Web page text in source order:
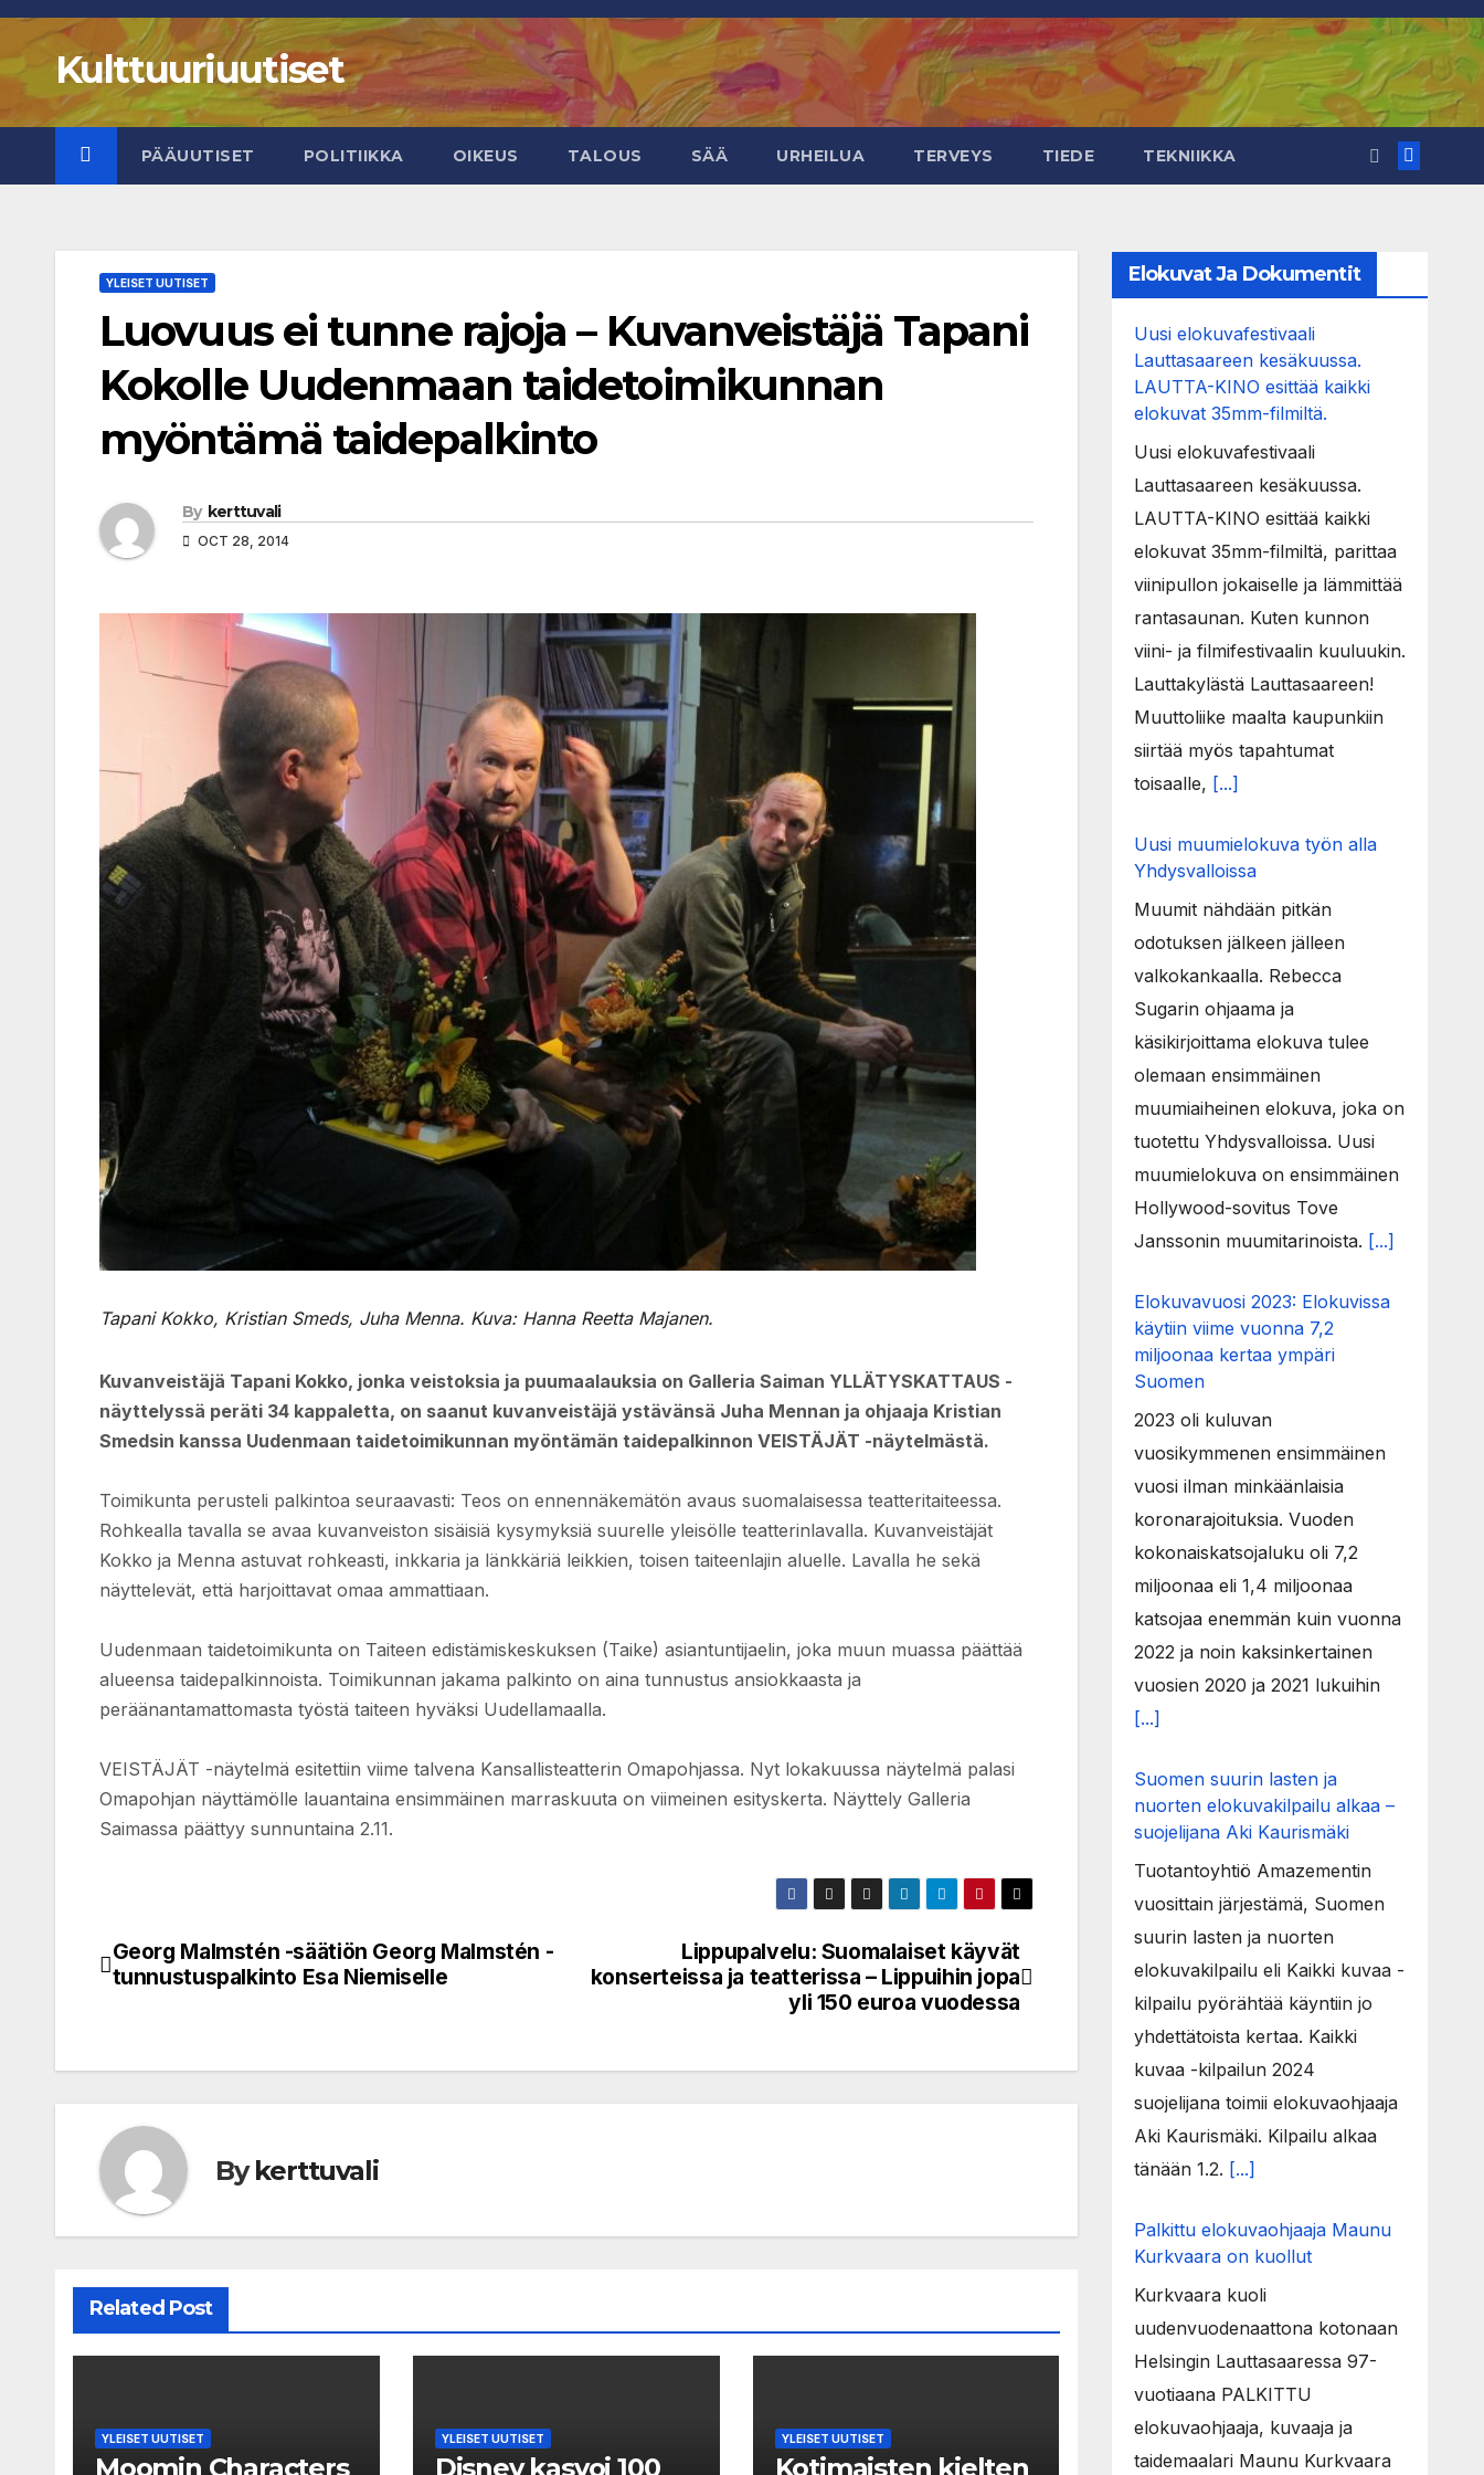
Skip
contentKulttuuriuutiset
PÄÄUUTISET POLITIIKKA OIKEUS TALOUS SÄÄ URHEILUA TERVEYS TIEDE TEKNIIKKA
YLEISET UUTISET
Luovuus ei tunne rajoja – Kuvanveistäjä Tapani
Kokolle Uudenmaan taidetoimikunnan
myöntämä taidepalkinto
By kerttuvali
OCT 28, 2014
Tapani Kokko, Kristian Smeds, Juha Menna. Kuva: Hanna Reetta Majanen.
Kuvanveistäjä Tapani Kokko, jonka veistoksia ja puumaalauksia on Galleria Saiman YLLÄTYSKATTAUS -
näyttelyssä peräti 34 kappaletta, on saanut kuvanveistäjä ystävänsä Juha Mennan ja ohjaaja Kristian
Smedsin kanssa Uudenmaan taidetoimikunnan myöntämän taidepalkinnon VEISTÄJÄT -näytelmästä.
Toimikunta perusteli palkintoa seuraavasti: Teos on ennennäkemätön avaus suomalaisessa teatteritaiteessa.
Rohkealla tavalla se avaa kuvanveiston sisäisiä kysymyksiä suurelle yleisölle teatterinlavalla. Kuvanveistäjät
Kokko ja Menna astuvat rohkeasti, inkkaria ja länkkäriä leikkien, toisen taiteenlajin aluelle. Lavalla he sekä
näyttelevät, että harjoittavat omaa ammattiaan.
Uudenmaan taidetoimikunta on Taiteen edistämiskeskuksen (Taike) asiantuntijaelin, joka muun muassa päättää
alueensa taidepalkinnoista. Toimikunnan jakama palkinto on aina tunnustus ansiokkaasta ja
peräänantamattomasta työstä taiteen hyväksi Uudellamaalla.
VEISTÄJÄT -näytelmä esitettiin viime talvena Kansallisteatterin Omapohjassa. Nyt lokakuussa näytelmä palasi
Omapohjan näyttämölle lauantaina ensimmäinen marraskuuta on viimeinen esityskerta. Näyttely Galleria
Saimassa päättyy sunnuntaina 2.11.
Post
Lippupalvelu: Suomalaiset käyvät
konserteissa ja teatterissa – Lippuihin jopa
yli 150 euroa vuodessa
Georg Malmstén -säätiön Georg Malmstén -
tunnustuspalkinto Esa Niemiselle
Bykerttuvali
Related Post
YLEISET UUTISET
Moomin Characters
YLEISET UUTISET
Disney kasvoi 100
YLEISET UUTISET
Kotimaisten kielten
Elokuvat Ja Dokumentit
Uusi elokuvafestivaali
Lauttasaareen kesäkuussa.
LAUTTA-KINO esittää kaikki
elokuvat 35mm-filmiltä.
Uusi elokuvafestivaali
Lauttasaareen kesäkuussa.
LAUTTA-KINO esittää kaikki
elokuvat 35mm-filmiltä, parittaa
viinipullon jokaiselle ja lämmittää
rantasaunan. Kuten kunnon
viini- ja filmifestivaalin kuuluukin.
Lauttakylästä Lauttasaareen!
Muuttoliike maalta kaupunkiin
siirtää myös tapahtumat
toisaalle, [...]
Uusi muumielokuva työn alla
Yhdysvalloissa
Muumit nähdään pitkän
odotuksen jälkeen jälleen
valkokankaalla. Rebecca
Sugarin ohjaama ja
käsikirjoittama elokuva tulee
olemaan ensimmäinen
muumiaiheinen elokuva, joka on
tuotettu Yhdysvalloissa. Uusi
muumielokuva on ensimmäinen
Hollywood-sovitus Tove
Janssonin muumitarinoista. [...]
Elokuvavuosi 2023: Elokuvissa
käytiin viime vuonna 7,2
miljoonaa kertaa ympäri
Suomen
2023 oli kuluvan
vuosikymmenen ensimmäinen
vuosi ilman minkäänlaisia
koronarajoituksia. Vuoden
kokonaiskatsojaluku oli 7,2
miljoonaa eli 1,4 miljoonaa
katsojaa enemmän kuin vuonna
2022 ja noin kaksinkertainen
vuosien 2020 ja 2021 lukuihin
[...]
Suomen suurin lasten ja
nuorten elokuvakilpailu alkaa –
suojelijana Aki Kaurismäki
Tuotantoyhtiö Amazementin
vuosittain järjestämä, Suomen
suurin lasten ja nuorten
elokuvakilpailu eli Kaikki kuvaa -
kilpailu pyörähtää käyntiin jo
yhdettätoista kertaa. Kaikki
kuvaa -kilpailun 2024
suojelijana toimii elokuvaohjaaja
Aki Kaurismäki. Kilpailu alkaa
tänään 1.2. [...]
Palkittu elokuvaohjaaja Maunu
Kurkvaara on kuollut
Kurkvaara kuoli
uudenvuodenaattona kotonaan
Helsingin Lauttasaaressa 97-
vuotiaana PALKITTU
elokuvaohjaaja, kuvaaja ja
taidemaalari Maunu Kurkvaara